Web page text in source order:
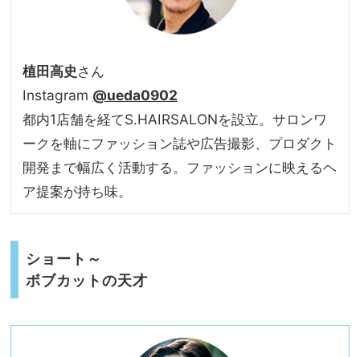
植田高史さん
Instagram @ueda0902
都内1店舗を経てS.HAIRSALONを設立。サロンワ
ークを軸にファッション誌や広告撮影、プロダクト
開発まで幅広く活動する。ファッションに映えるヘ
ア提案が持ち味。
ショート～
ボブカットの天才